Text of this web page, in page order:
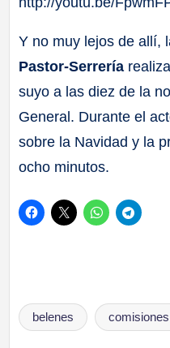
Y no muy lejos de allí,
Pastor-Serrería
suyo a las diez de la
General. Durante el
sobre la Navidad y la
ocho minutos.
Etiquetas:
belenes